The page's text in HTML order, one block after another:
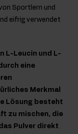
Sportlern und
eifrig verwendet
L-Leucin und L-
eine
Merkmal
Lösung besteht
zu mischen, die
Pulver direkt